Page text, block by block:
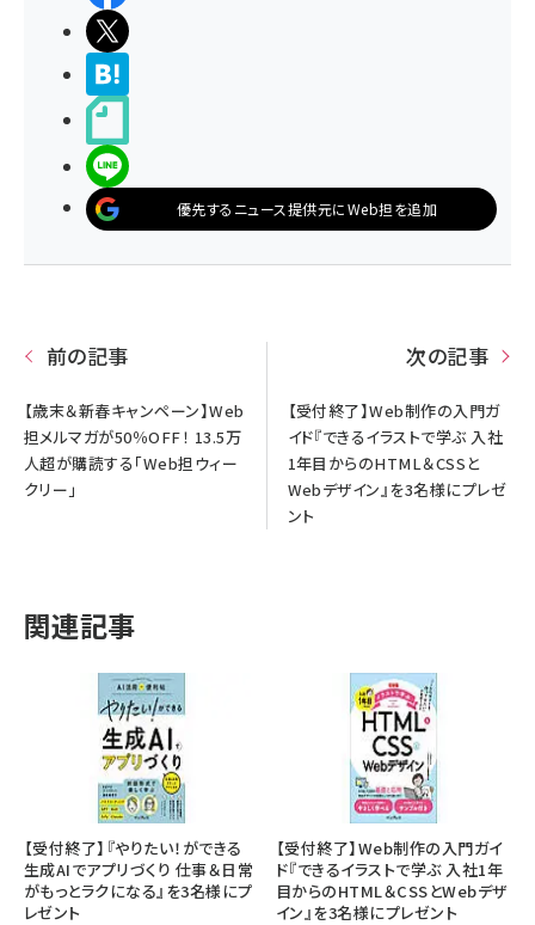
優先するニュース提供元にWeb担を追加
前の記事
【歳末＆新春キャンペーン】Web
担メルマガが50％OFF！ 13.5万
人超が購読する「Web担ウィー
クリー」
次の記事
【受付終了】Web制作の入門ガ
イド『できるイラストで学ぶ 入社
1年目からのHTML＆CSSと
Webデザイン』を3名様にプレゼ
ント
関連記事
【受付終了】『やりたい！ができる
生成AIでアプリづくり 仕事＆日常
がもっとラクになる』を3名様にプ
レゼント
【受付終了】Web制作の入門ガイ
ド『できるイラストで学ぶ 入社1年
目からのHTML＆CSSとWebデザ
イン』を3名様にプレゼント